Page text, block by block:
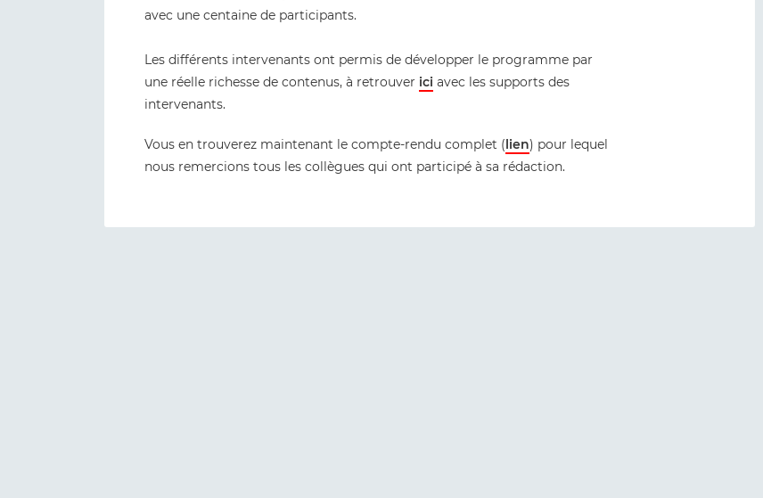
avec une centaine de participants.
Les différents intervenants ont permis de développer le programme par
une réelle richesse de contenus, à retrouver ici avec les supports des
intervenants.
Vous en trouverez maintenant le compte-rendu complet (lien) pour lequel
nous remercions tous les collègues qui ont participé à sa rédaction.